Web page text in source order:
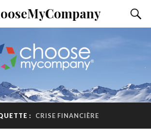
: CRISE FINANCIÈRE